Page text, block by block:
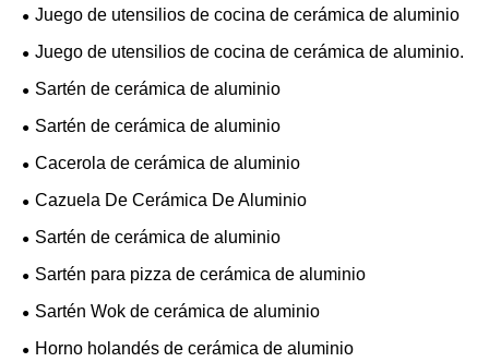
Juego de utensilios de cocina de cerámica de aluminio
Juego de utensilios de cocina de cerámica de aluminio.
Sartén de cerámica de aluminio
Sartén de cerámica de aluminio
Cacerola de cerámica de aluminio
Cazuela De Cerámica De Aluminio
Sartén de cerámica de aluminio
Sartén para pizza de cerámica de aluminio
Sartén Wok de cerámica de aluminio
Horno holandés de cerámica de aluminio